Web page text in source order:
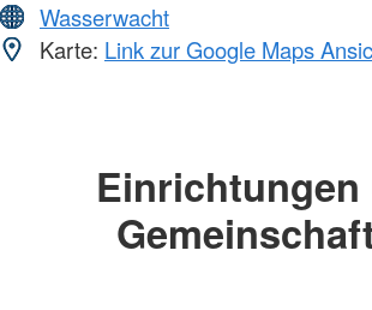
Wasserwacht
Karte: Link zur Google Maps
Einrichtungen